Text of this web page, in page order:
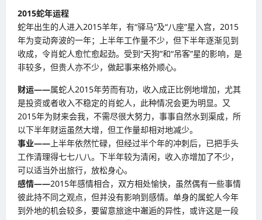
2015蛇年运程
蛇年出生的人进入2015羊年，有“驿马”及“八座”星入宫，2015
年为变动奔波的一年；上半年工作量不少，但下半年逐渐见到
收成，令肖蛇人愈忙愈起劲。受到“天狗”和“吊客”星的影响，是
非较多，但贵人亦不少，做起事来格外顺心。
财运——属蛇人2015年劳而有功，收入成正比例地增加，尤其
是投资或者收入不稳定的肖蛇人，此种情况会更为明显。又
2015年为财来会我，不需尽很大努力，事事自然水到渠成，所
以下半年财运虽然大增，但工作量却相对地减少。
事业—— 上半年依然忙碌，但经过半个年的冲刺后，已把手头
工作清理得七七八八。下半年较为清闲，收入亦增加了不少，
可以适当外出旅行，放松身心。
感情——2015年感情相合，双方相处愉快，虽然偶有一些事情
彼此持不同之观点，但并没有影响到感情。单身的属蛇人今年
到外地的机会较多，要留意旅途中邂逅的异性，或许这是一段